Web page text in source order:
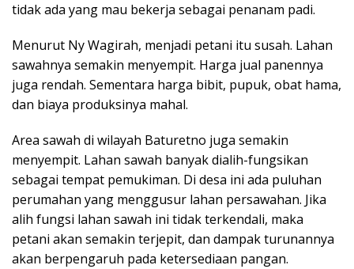
tidak ada yang mau bekerja sebagai penanam padi.
Menurut Ny Wagirah, menjadi petani itu susah. Lahan
sawahnya semakin menyempit. Harga jual panennya
juga rendah. Sementara harga bibit, pupuk, obat hama,
dan biaya produksinya mahal.
Area sawah di wilayah Baturetno juga semakin
menyempit. Lahan sawah banyak dialih-fungsikan
sebagai tempat pemukiman. Di desa ini ada puluhan
perumahan yang menggusur lahan persawahan. Jika
alih fungsi lahan sawah ini tidak terkendali, maka
petani akan semakin terjepit, dan dampak turunannya
akan berpengaruh pada ketersediaan pangan.